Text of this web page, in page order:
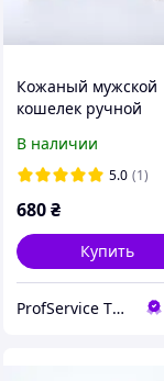
Кожаный мужской
кошелек ручной
монет и карточек
черный Gazda
В наличии
5.0 (1)
680₴
Купить
ProfService ТОВ "Профессиональный сервис"